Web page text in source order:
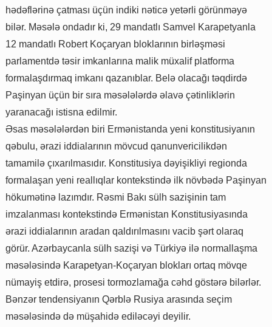
hədəflərinə çatması üçün indiki nəticə yetərli görünməyə
bilər. Məsələ ondadır ki, 29 mandatlı Samvel Karapetyanla
12 mandatlı Robert Koçaryan bloklarının birləşməsi
parlamentdə təsir imkanlarına malik müxalif platforma
formalaşdırmaq imkanı qazanıblar. Belə olacağı təqdirdə
Paşinyan üçün bir sıra məsələlərdə əlavə çətinliklərin
yaranacağı istisna edilmir.
Əsas məsələlərdən biri Ermənistanda yeni konstitusiyanın
qəbulu, ərazi iddialarının mövcud qanunvericilikdən
tamamilə çıxarılmasıdır. Konstitusiya dəyişikliyi regionda
formalaşan yeni reallıqlar kontekstində ilk növbədə Paşinyan
hökumətinə lazımdır. Rəsmi Bakı sülh sazişinin tam
imzalanması kontekstində Ermənistan Konstitusiyasında
ərazi iddialarının aradan qaldırılmasını vacib şərt olaraq
görür. Azərbaycanla sülh sazişi və Türkiyə ilə normallaşma
məsələsində Karapetyan-Koçaryan blokları ortaq mövqe
nümayiş etdirə, prosesi tormozlamağa cəhd göstərə bilərlər.
Bənzər tendensiyanın Qərblə Rusiya arasında seçim
məsələsində də müşahidə ediləcəyi deyilir.